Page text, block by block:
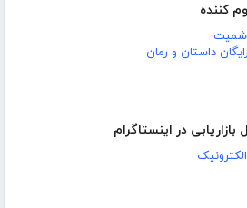
کننده
اشمیت
داستان و رمان
در اینستاگرام